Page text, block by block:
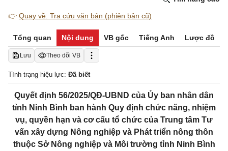
👉 Quay về: Tra cứu văn bản (phiên bản cũ)
Tổng quan Nội dung VB gốc Tiếng Anh Lược đồ
Lưu Theo dõi VB
Tình trạng hiệu lực: Đã biết
Quyết định 56/2025/QĐ-UBND của Ủy ban nhân dân
tỉnh Ninh Bình ban hành Quy định chức năng, nhiệm
vụ, quyền hạn và cơ cấu tổ chức của Trung tâm Tư
vấn xây dựng Nông nghiệp và Phát triển nông thôn
thuộc Sở Nông nghiệp và Môi trường tỉnh Ninh Bình